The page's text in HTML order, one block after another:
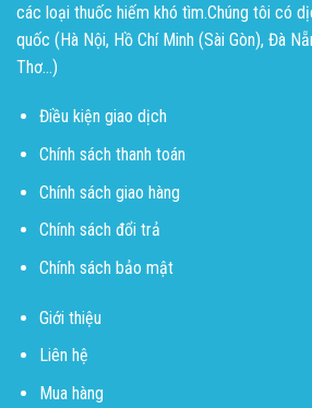
các loại thuốc hiếm khó tìm.Chúng tôi có
quốc (Hà Nội, Hồ Chí Minh (Sài Gòn), Đà
Thơ...)
Điều kiện giao dịch
Chính sách thanh toán
Chính sách giao hàng
Chính sách đổi trả
Chính sách bảo mật
Giới thiệu
Liên hệ
Mua hàng